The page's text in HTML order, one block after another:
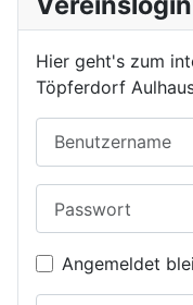
Hier geht's zum
Töpferdorf
Angemeldet